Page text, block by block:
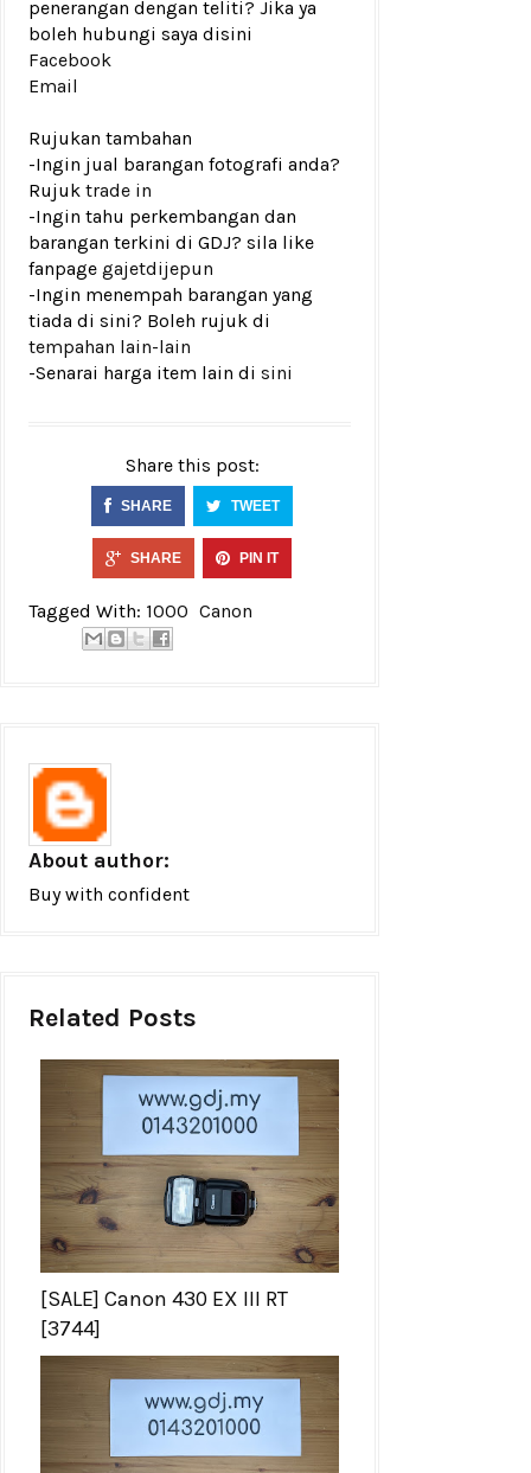
penerangan dengan teliti? Jika ya
boleh hubungi saya disini
Facebook
Email
Rujukan tambahan
-Ingin jual barangan fotografi anda?
Rujuk trade in
-Ingin tahu perkembangan dan
barangan terkini di GDJ? sila like
fanpage gajetdijepun
-Ingin menempah barangan yang
tiada di sini? Boleh rujuk di
tempahan lain-lain
-Senarai harga item lain di sini
Share this post:
SHARE TWEET
SHARE PIN IT
Tagged With: 1000 Canon
About author:
Buy with confident
Related Posts
[SALE] Canon 430 EX III RT
[3744]